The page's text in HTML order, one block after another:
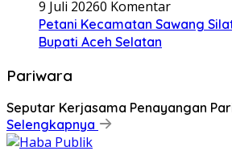
9 Juli 20260 Komentar
Petani Kecamatan Sawang
Bupati Aceh Selatan
Pariwara
Seputar Kerjasama Penayangan
Selengkapnya